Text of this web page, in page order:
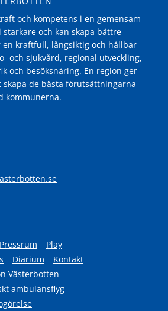
och kompetens i en gemensam
och kan skapa bättre
kraftfull, långsiktig och hållbar
och sjukvård, regional utveckling,
och besöksnäring. En region ger
skapa de bästa förutsättningarna
kommunerna.
Pressrum
Play
Diarium
Kontakt
Västerbotten
ambulansflyg